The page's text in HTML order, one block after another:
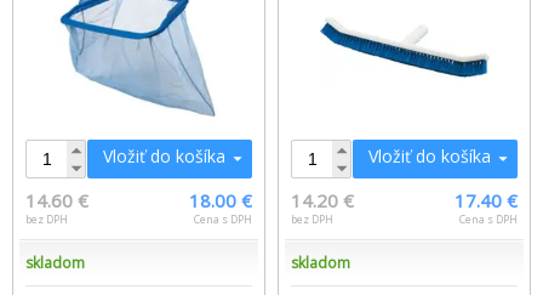
Vložiť do košíka
14.60 €
bez DPH
18.00 €
Cena s DPH
skladom
Vložiť do košíka
14.20 €
bez DPH
17.40 €
Cena s DPH
skladom